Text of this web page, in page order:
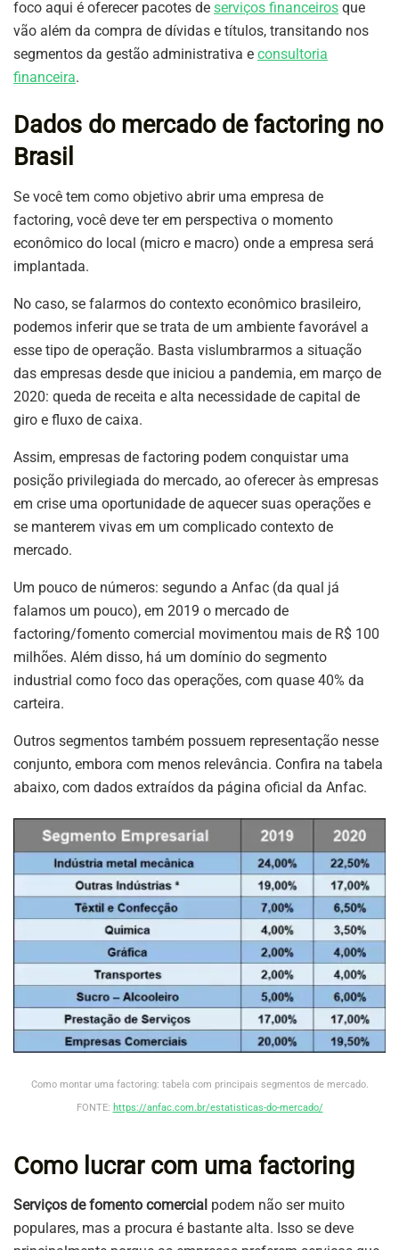
foco aqui é oferecer pacotes de serviços financeiros que
vão além da compra de dívidas e títulos, transitando nos
segmentos da gestão administrativa e consultoria
financeira.
Dados do mercado de factoring no
Brasil
Se você tem como objetivo abrir uma empresa de
factoring, você deve ter em perspectiva o momento
econômico do local (micro e macro) onde a empresa será
implantada.
No caso, se falarmos do contexto econômico brasileiro,
podemos inferir que se trata de um ambiente favorável a
esse tipo de operação. Basta vislumbrarmos a situação
das empresas desde que iniciou a pandemia, em março de
2020: queda de receita e alta necessidade de capital de
giro e fluxo de caixa.
Assim, empresas de factoring podem conquistar uma
posição privilegiada do mercado, ao oferecer às empresas
em crise uma oportunidade de aquecer suas operações e
se manterem vivas em um complicado contexto de
mercado.
Um pouco de números: segundo a Anfac (da qual já
falamos um pouco), em 2019 o mercado de
factoring/fomento comercial movimentou mais de R$ 100
milhões. Além disso, há um domínio do segmento
industrial como foco das operações, com quase 40% da
carteira.
Outros segmentos também possuem representação nesse
conjunto, embora com menos relevância. Confira na tabela
abaixo, com dados extraídos da página oficial da Anfac.
Como montar uma factoring: tabela com principais segmentos de mercado.
FONTE: https://anfac.com.br/estatisticas-do-mercado/
Como lucrar com uma factoring
Serviços de fomento comercial podem não ser muito
populares, mas a procura é bastante alta. Isso se deve